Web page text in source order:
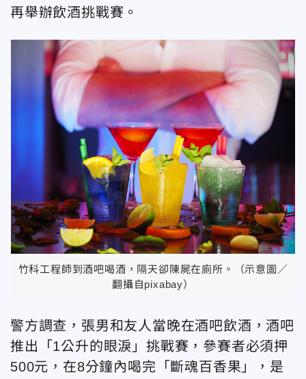
再舉辦飲酒挑戰賽。
竹科工程師到酒吧喝酒，隔天卻陳屍在廁所。（示意圖／
翻攝自pixabay）
警方調查，張男和友人當晚在酒吧飲酒，酒吧
推出「1公升的眼淚」挑戰賽，參賽者必須押
500元，在8分鐘內喝完「斷魂百香果」，是